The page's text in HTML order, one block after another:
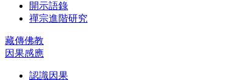
開示語錄
禪宗進階研究
藏傳佛教
因果感應
認識因果